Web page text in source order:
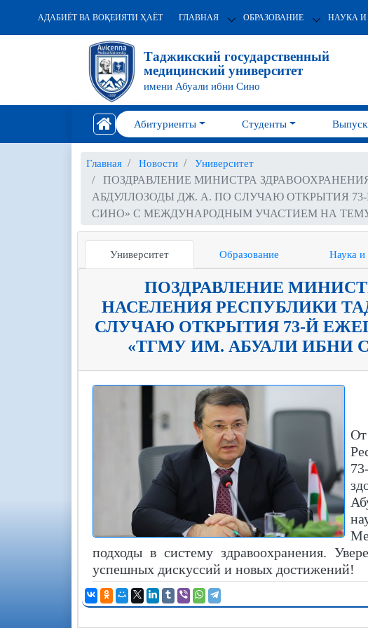
АДАБИЁТ ВА ВОҚЕИЯТИ ҲАЁТ ГЛАВНАЯ ОБРАЗОВАНИЕ НАУКА
Таджикский государственный
медицинский университет
имени Абуали ибни Сино
Абитуриенты Студенты
Главная Новости Университет
ПОЗДРАВЛЕНИЕ МИНИСТРА
АБДУЛЛОЗОДЫ ДЖ. А. ПО СЛУЧАЮ ОТКРЫТИЯ
СИНО» С МЕЖДУНАРОДНЫМ УЧАСТИЕМ НА
Университет Образование Наука и
ПОЗДРАВЛЕНИЕ
НАСЕЛЕНИЯ РЕСПУБЛИКИ
СЛУЧАЮ ОТКРЫТИЯ 73-Й
«ТГМУ ИМ. АБУАЛИ ИБНИ
подходы в систему здравоохранения.
успешных дискуссий и новых достижений!